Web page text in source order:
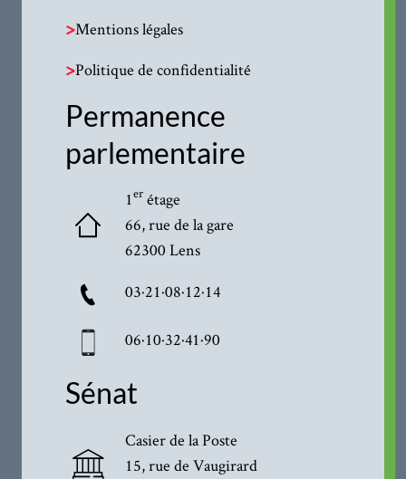
>Mentions légales
>Politique de confidentialité
Permanence
parlementaire
1erétage
66, rue de la gare
62300 Lens
03·21·08·12·14
06·10·32·41·90
Sénat
Casier de la Poste
15, rue de Vaugirard